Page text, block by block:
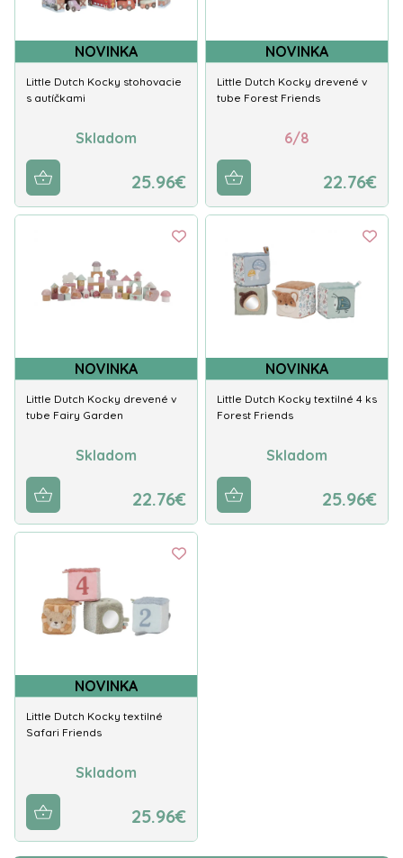
NOVINKA
Little Dutch Kocky stohovacie
s autíčkami
Skladom
25.96€
NOVINKA
Little Dutch Kocky drevené v
tube Forest Friends
6/8
22.76€
NOVINKA
Little Dutch Kocky drevené v
tube Fairy Garden
Skladom
22.76€
NOVINKA
Little Dutch Kocky textilné 4 ks
Forest Friends
Skladom
25.96€
NOVINKA
Little Dutch Kocky textilné
Safari Friends
Skladom
25.96€